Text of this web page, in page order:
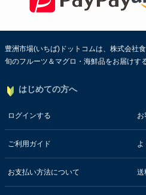
豊洲市場(いちば)ドットコムは、株式会社
旬のフルーツ＆マグロ・海鮮品をお届けす
はじめての方へ
ログインする お
ご利用ガイド
お支払い方法について 送